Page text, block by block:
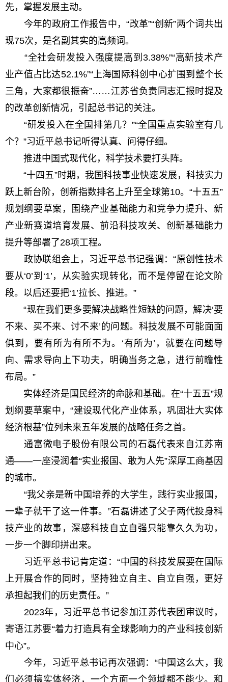
先，掌握发展主动。
今年的政府工作报告中，“改革”“创新”两个词共出
现75次，是名副其实的高频词。
“全社会研发投入强度提高到3.38%”“高新技术产
业产值占比达52.1%”“上海国际科创中心扩围到整个长
三角，大家都很振奋”……江苏省负责同志汇报时提及
的改革创新情况，引起总书记的关注。
“研发投入在全国排第几？”“全国重点实验室有几
个？”习近平总书记听得认真、问得仔细。
推进中国式现代化，科学技术要打头阵。
“十四五”时期，我国科技事业快速发展，科技实力
跃上新台阶，创新指数排名上升至全球第10。“十五五”
规划纲要草案，围绕产业基础能力和竞争力提升、新
产业新赛道培育发展、前沿科技攻关、创新基础能力
提升等部署了28项工程。
政协联组会上，习近平总书记强调：“原创性技术
要从‘0’到‘1’，从实验实现转化，而不是停留在论文阶
段。以后还要把‘1’拉长、推进。”
“现在我们更多要解决战略性短缺的问题，解决‘要
不来、买不来、讨不来’的问题。科技发展不可能面面
俱到，要有所为有所不为。‘有所为’，就要在问题导
向、需求导向上下功夫，明确当务之急，进行前瞻性
布局。”
实体经济是国民经济的命脉和基础。在“十五五”规
划纲要草案中，“建设现代化产业体系，巩固壮大实体
经济根基”位列未来五年发展的战略任务之首。
通富微电子股份有限公司的石磊代表来自江苏南
通——一座浸润着“实业报国、敢为人先”深厚工商基因
的城市。
“我父亲是新中国培养的大学生，践行实业报国，
一辈子就干了这一件事。”石磊讲述了父子两代投身科
技产业的故事，深感科技自立自强只能靠久久为功，
一步一个脚印拼出来。
习近平总书记肯定道：“中国的科技发展要在国际
上开展合作的同时，坚持独立自主、自立自强，更好
承担起我们的历史责任。”
2023年，习近平总书记参加江苏代表团审议时，
寄语江苏要“着力打造具有全球影响力的产业科技创新
中心”。
今年，习近平总书记再次强调：“中国这么大，我
们必须搞实体经济，一个方面一个领域都不能少。和